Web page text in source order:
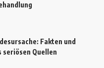
Fakten und
seriösen Quellen